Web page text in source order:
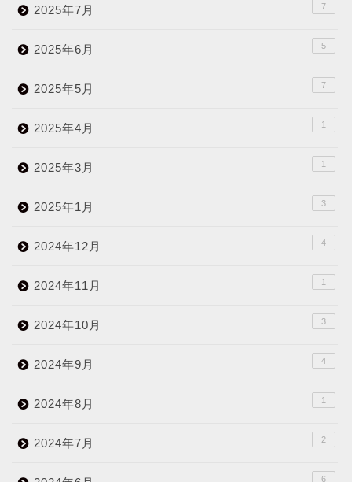
2025年7月 7
2025年6月 5
2025年5月 7
2025年4月 1
2025年3月 1
2025年1月 3
2024年12月 4
2024年11月 1
2024年10月 3
2024年9月 4
2024年8月 1
2024年7月 2
6